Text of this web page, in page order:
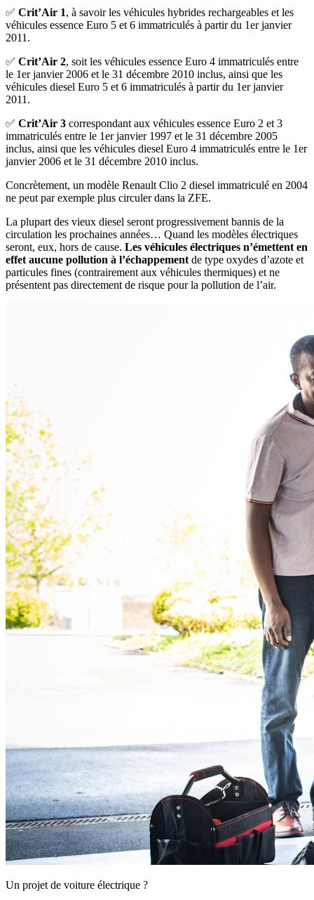
✅ Crit’Air 1, à savoir les véhicules hybrides rechargeables et les
véhicules essence Euro 5 et 6 immatriculés à partir du 1er janvier
2011.
✅ Crit’Air 2, soit les véhicules essence Euro 4 immatriculés entre
le 1er janvier 2006 et le 31 décembre 2010 inclus, ainsi que les
véhicules diesel Euro 5 et 6 immatriculés à partir du 1er janvier
2011.
✅ Crit’Air 3 correspondant aux véhicules essence Euro 2 et 3
immatriculés entre le 1er janvier 1997 et le 31 décembre 2005
inclus, ainsi que les véhicules diesel Euro 4 immatriculés entre le 1er
janvier 2006 et le 31 décembre 2010 inclus.
Concrètement, un modèle Renault Clio 2 diesel immatriculé en 2004
ne peut par exemple plus circuler dans la ZFE.
La plupart des vieux diesel seront progressivement bannis de la
circulation les prochaines années… Quand les modèles électriques
seront, eux, hors de cause. Les véhicules électriques n’émettent en
effet aucune pollution à l’échappement de type oxydes d’azote et
particules fines (contrairement aux véhicules thermiques) et ne
présentent pas directement de risque pour la pollution de l’air.
Un projet de voiture électrique ?